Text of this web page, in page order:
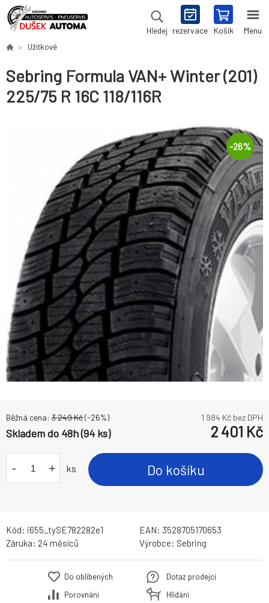
Hledej rezervace Košík Menu
Užitkové
Sebring Formula VAN+ Winter (201)
225/75 R 16C 118/116R
-26%
Běžná cena: 3 249Kč(-26%) 1 984 Kč bez DPH
Skladem do 48h (94 ks) 2 401 Kč
- + ks Do košíku
Kód: i655_tySE782282e1 EAN: 3528705170653
Záruka: 24 měsíců Výrobce: Sebring
Do oblíbených
Porovnání
Dotaz prodejci
Hlídání